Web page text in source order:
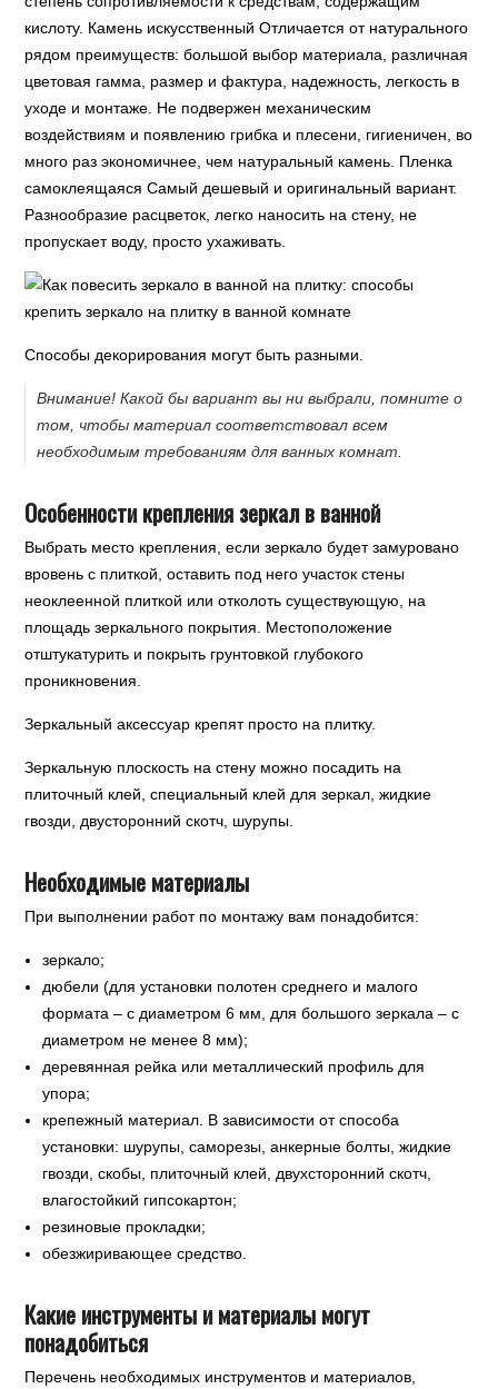
кислоту. Камень искусственный Отличается от натурального
рядом преимуществ: большой выбор материала, различная
цветовая гамма, размер и фактура, надежность, легкость в
уходе и монтаже. Не подвержен механическим
воздействиям и появлению грибка и плесени, гигиеничен, во
много раз экономичнее, чем натуральный камень. Пленка
самоклеящаяся Самый дешевый и оригинальный вариант.
Разнообразие расцветок, легко наносить на стену, не
пропускает воду, просто ухаживать.
Способы декорирования могут быть разными.
Внимание! Какой бы вариант вы ни выбрали, помните о
том, чтобы материал соответствовал всем
необходимым требованиям для ванных комнат.
Особенности крепления зеркал в ванной
Выбрать место крепления, если зеркало будет замуровано
вровень с плиткой, оставить под него участок стены
неоклеенной плиткой или отколоть существующую, на
площадь зеркального покрытия. Местоположение
отштукатурить и покрыть грунтовкой глубокого
проникновения.
Зеркальный аксессуар крепят просто на плитку.
Зеркальную плоскость на стену можно посадить на
плиточный клей, специальный клей для зеркал, жидкие
гвозди, двусторонний скотч, шурупы.
Необходимые материалы
При выполнении работ по монтажу вам понадобится:
зеркало;
дюбели (для установки полотен среднего и малого
формата – с диаметром 6 мм, для большого зеркала – с
диаметром не менее 8 мм);
деревянная рейка или металлический профиль для
упора;
крепежный материал. В зависимости от способа
установки: шурупы, саморезы, анкерные болты, жидкие
гвозди, скобы, плиточный клей, двухсторонний скотч,
влагостойкий гипсокартон;
резиновые прокладки;
обезжиривающее средство.
Какие инструменты и материалы могут
понадобиться
Перечень необходимых инструментов и материалов,